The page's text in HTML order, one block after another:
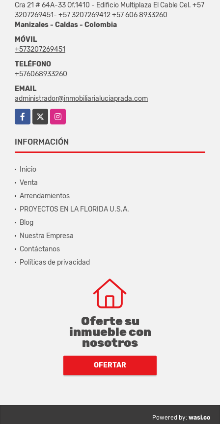
Cra 21 # 64A-33 Of.1410 - Edificio Multiplaza El Cable Cel. +57
3207269451- +57 3207269412 +57 606 8933260
Manizales - Caldas - Colombia
MÓVIL
+573207269451
TELÉFONO
+576068933260
EMAIL
administrador@inmobiliarialuciaprada.com
Facebook
Instagram
INFORMACIÓN
Inicio
Venta
Arrendamientos
PROYECTOS EN LA FLORIDA U.S.A.
Blog
Nuestra Empresa
Contáctanos
Políticas de privacidad
Oferte su
inmueble con
nosotros
OFERTAR
Powered by: wasi.co